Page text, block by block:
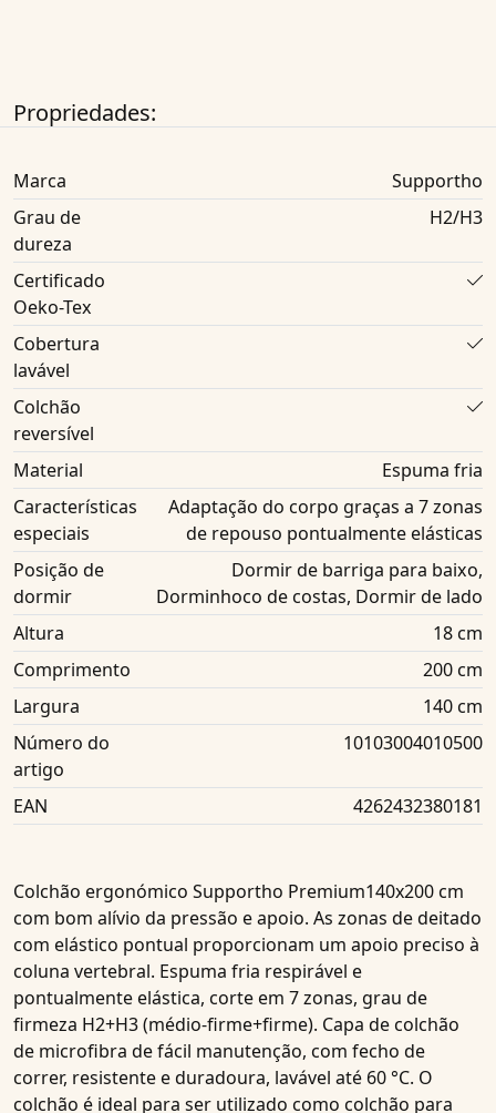
Propriedades:
Marca
Supportho
Grau de
dureza
H2/H3
Certificado
Oeko-Tex
Cobertura
lavável
Colchão
reversível
Material
Espuma fria
Características
especiais
Adaptação do corpo graças a 7 zonas
de repouso pontualmente elásticas
Posição de
dormir
Dormir de barriga para baixo,
Dorminhoco de costas, Dormir de lado
Altura
18 cm
Comprimento
200 cm
Largura
140 cm
Número do
artigo
10103004010500
EAN 4262432380181
Colchão ergonómico Supportho Premium140x200 cm
com bom alívio da pressão e apoio. As zonas de deitado
com elástico pontual proporcionam um apoio preciso à
coluna vertebral. Espuma fria respirável e
pontualmente elástica, corte em 7 zonas, grau de
firmeza H2+H3 (médio-firme+firme). Capa de colchão
de microfibra de fácil manutenção, com fecho de
correr, resistente e duradoura, lavável até 60 °C. O
colchão é ideal para ser utilizado como colchão para